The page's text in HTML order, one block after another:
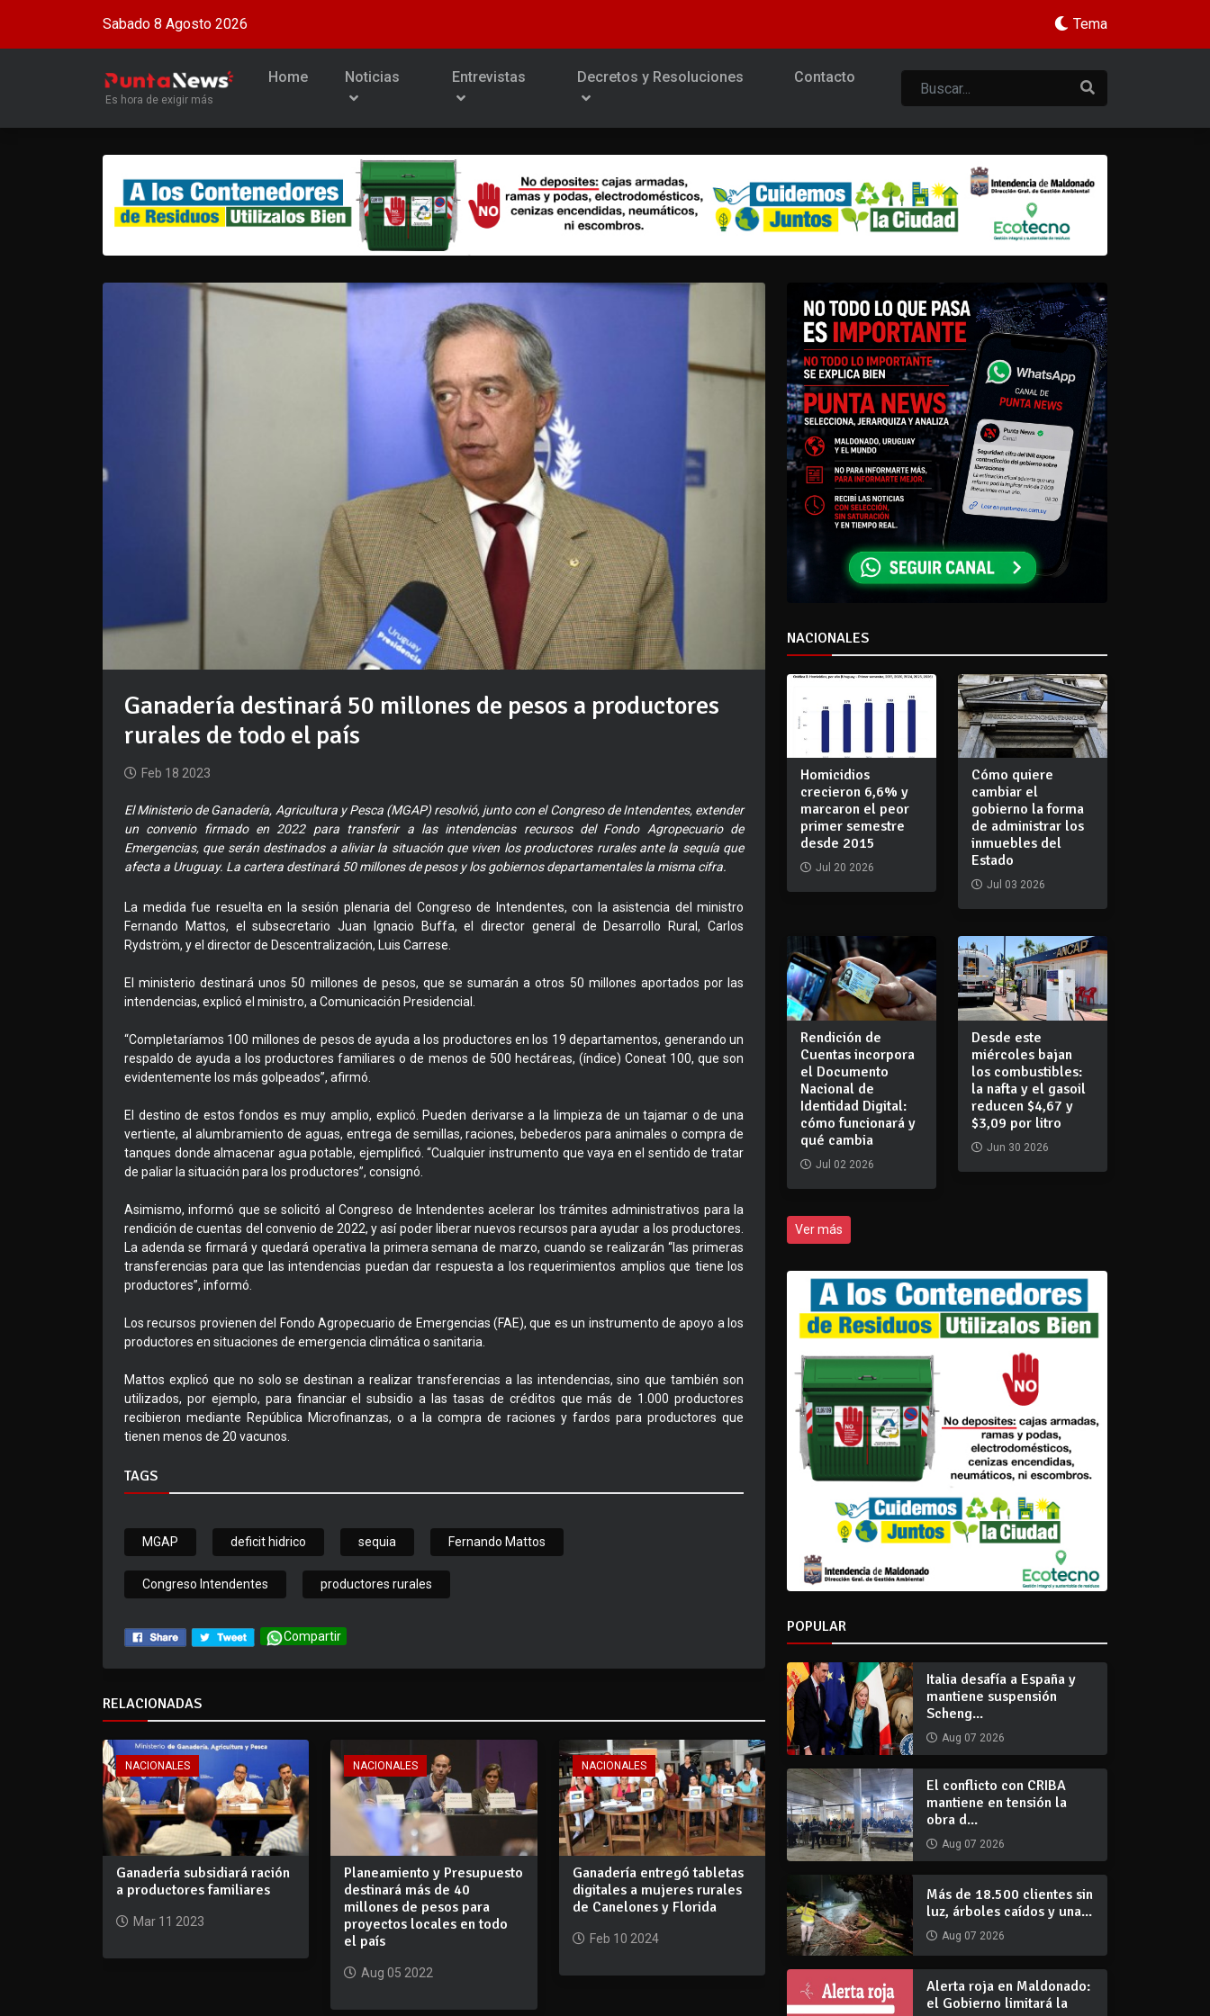
Sabado 8 Agosto 2026 Tema
Es hora de exigir más
Home Noticias Entrevistas Decretos y Resoluciones Contacto
Ganadería destinará 50 millones de pesos a productores
rurales de todo el país
Feb 18 2023
El Ministerio de Ganadería, Agricultura y Pesca (MGAP) resolvió, junto con el Congreso de Intendentes, extender
un convenio firmado en 2022 para transferir a las intendencias recursos del Fondo Agropecuario de
Emergencias, que serán destinados a aliviar la situación que viven los productores rurales ante la sequía que
afecta a Uruguay. La cartera destinará 50 millones de pesos y los gobiernos departamentales la misma cifra.
La medida fue resuelta en la sesión plenaria del Congreso de Intendentes, con la asistencia del ministro
Fernando Mattos, el subsecretario Juan Ignacio Buffa, el director general de Desarrollo Rural, Carlos
Rydström, y el director de Descentralización, Luis Carrese.
El ministerio destinará unos 50 millones de pesos, que se sumarán a otros 50 millones aportados por las
intendencias, explicó el ministro, a Comunicación Presidencial.
“Completaríamos 100 millones de pesos de ayuda a los productores en los 19 departamentos, generando un
respaldo de ayuda a los productores familiares o de menos de 500 hectáreas, (índice) Coneat 100, que son
evidentemente los más golpeados”, afirmó.
El destino de estos fondos es muy amplio, explicó. Pueden derivarse a la limpieza de un tajamar o de una
vertiente, al alumbramiento de aguas, entrega de semillas, raciones, bebederos para animales o compra de
tanques donde almacenar agua potable, ejemplificó. “Cualquier instrumento que vaya en el sentido de tratar
de paliar la situación para los productores”, consignó.
Asimismo, informó que se solicitó al Congreso de Intendentes acelerar los trámites administrativos para la
rendición de cuentas del convenio de 2022, y así poder liberar nuevos recursos para ayudar a los productores.
La adenda se firmará y quedará operativa la primera semana de marzo, cuando se realizarán “las primeras
transferencias para que las intendencias puedan dar respuesta a los requerimientos amplios que tiene los
productores”, informó.
Los recursos provienen del Fondo Agropecuario de Emergencias (FAE), que es un instrumento de apoyo a los
productores en situaciones de emergencia climática o sanitaria.
Mattos explicó que no solo se destinan a realizar transferencias a las intendencias, sino que también son
utilizados, por ejemplo, para financiar el subsidio a las tasas de créditos que más de 1.000 productores
recibieron mediante República Microfinanzas, o a la compra de raciones y fardos para productores que
tienen menos de 20 vacunos.
TAGS
MGAP deficit hidrico sequia Fernando Mattos
Congreso Intendentes productores rurales
Compartir
RELACIONADAS
NACIONALES
Ganadería subsidiará ración
a productores familiares
Mar 11 2023
NACIONALES
Planeamiento y Presupuesto
destinará más de 40
millones de pesos para
proyectos locales en todo
el país
Aug 05 2022
NACIONALES
Ganadería entregó tabletas
digitales a mujeres rurales
de Canelones y Florida
Feb 10 2024
NACIONALES
Homicidios
crecieron 6,6% y
marcaron el peor
primer semestre
desde 2015
Jul 20 2026
Cómo quiere
cambiar el
gobierno la forma
de administrar los
inmuebles del
Estado
Jul 03 2026
Rendición de
Cuentas incorpora
el Documento
Nacional de
Identidad Digital:
cómo funcionará y
qué cambia
Jul 02 2026
Desde este
miércoles bajan
los combustibles:
la nafta y el gasoil
reducen $4,67 y
$3,09 por litro
Jun 30 2026
Ver más
POPULAR
Italia desafía a España y
mantiene suspensión
Scheng...
Aug 07 2026
El conflicto con CRIBA
mantiene en tensión la
obra d...
Aug 07 2026
Más de 18.500 clientes sin
luz, árboles caídos y una...
Aug 07 2026
Alerta roja en Maldonado:
el Gobierno limitará la